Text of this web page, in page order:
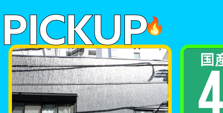
PICKUP🔥